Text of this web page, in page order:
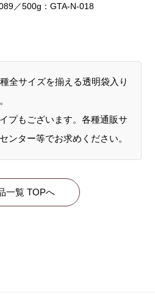
／500g：GTA-N-018
全サイズを揃える透明袋入り
プもございます。各種通販サ
ンター等でお求めください。
一覧 TOPへ